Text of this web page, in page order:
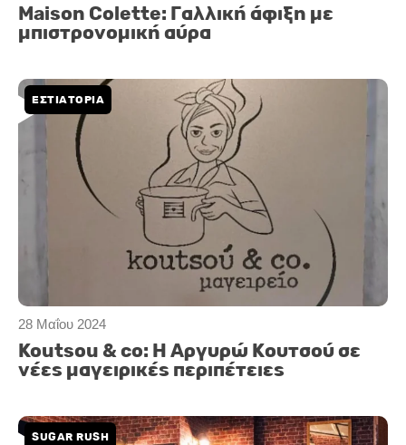
Maison Colette: Γαλλική άφιξη με
μπιστρονομική αύρα
28 Μαΐου 2024
ΕΣΤΙΑΤΟΡΙΑ
Koutsou & co: Η Αργυρώ Κουτσού σε
νέες μαγειρικές περιπέτειες
SUGAR RUSH